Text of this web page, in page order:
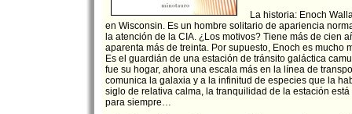
La historia: Enoch
en Wisconsin. Es un hombre solitario de apariencia
la atención de la CIA. ¿Los motivos? Tiene más de cien
aparenta más de treinta. Por supuesto, Enoch es mucho
Es el guardián de una estación de tránsito galáctica
fue su hogar, ahora una escala más en la línea de
comunica la galaxia y a la infinitud de especies que la
siglo de relativa calma, la tranquilidad de la estación
para siempre…